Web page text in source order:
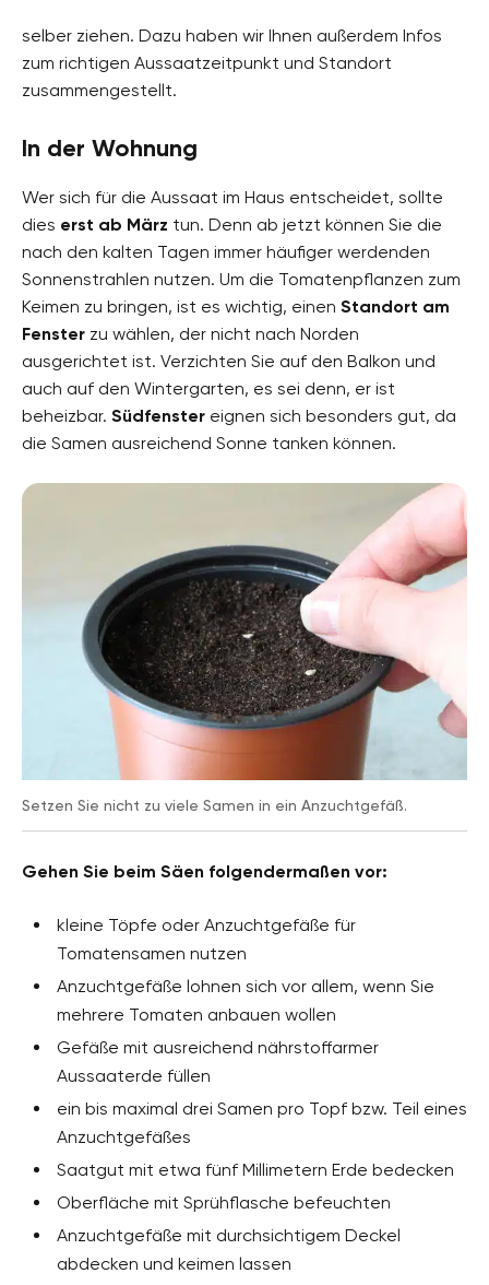
selber ziehen. Dazu haben wir Ihnen außerdem Infos
zum richtigen Aussaatzeitpunkt und Standort
zusammengestellt.
In der Wohnung
Wer sich für die Aussaat im Haus entscheidet, sollte
dies erst ab März tun. Denn ab jetzt können Sie die
nach den kalten Tagen immer häufiger werdenden
Sonnenstrahlen nutzen. Um die Tomatenpflanzen zum
Keimen zu bringen, ist es wichtig, einen Standort am
Fenster zu wählen, der nicht nach Norden
ausgerichtet ist. Verzichten Sie auf den Balkon und
auch auf den Wintergarten, es sei denn, er ist
beheizbar. Südfenster eignen sich besonders gut, da
die Samen ausreichend Sonne tanken können.
Setzen Sie nicht zu viele Samen in ein Anzuchtgefäß.
Gehen Sie beim Säen folgendermaßen vor:
kleine Töpfe oder Anzuchtgefäße für
Tomatensamen nutzen
Anzuchtgefäße lohnen sich vor allem, wenn Sie
mehrere Tomaten anbauen wollen
Gefäße mit ausreichend nährstoffarmer
Aussaaterde füllen
ein bis maximal drei Samen pro Topf bzw. Teil eines
Anzuchtgefäßes
Saatgut mit etwa fünf Millimetern Erde bedecken
Oberfläche mit Sprühflasche befeuchten
Anzuchtgefäße mit durchsichtigem Deckel
abdecken und keimen lassen